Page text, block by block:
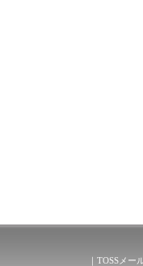
TOSSメー